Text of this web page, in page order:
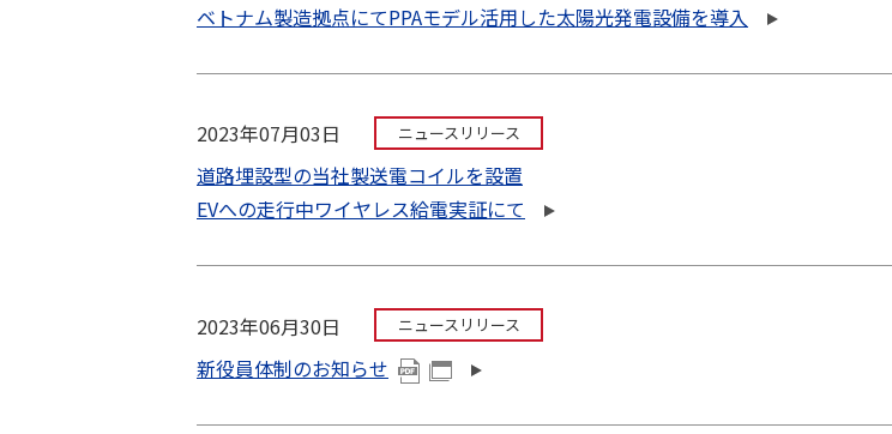
ベトナム製造拠点にてPPAモデル活用した太陽光発電設備を導入
2023年07月03日 ニュースリリース
道路埋設型の当社製送電コイルを設置
EVへの走行中ワイヤレス給電実証にて
2023年06月30日 ニュースリリース
新役員体制のお知らせ